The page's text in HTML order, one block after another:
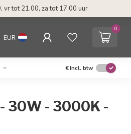
vr tot 21.00, za tot 17.00 uur
EUR
0
€Incl. btw
30W - 3000K -